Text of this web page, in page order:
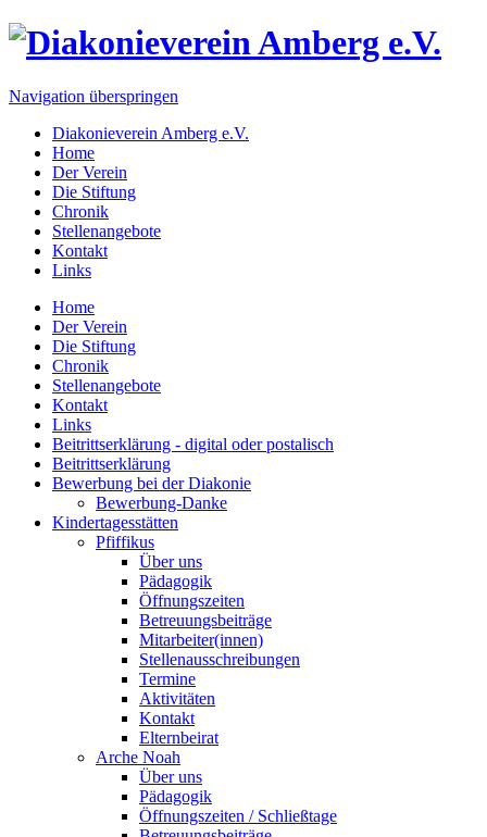
Navigation überspringen
Diakonieverein Amberg e.V.
Home
Der Verein
Die Stiftung
Chronik
Stellenangebote
Kontakt
Links
Home
Der Verein
Die Stiftung
Chronik
Stellenangebote
Kontakt
Links
Beitrittserklärung - digital oder postalisch
Beitrittserklärung
Bewerbung bei der Diakonie
Bewerbung-Danke
Kindertagesstätten
Pfiffikus
Über uns
Pädagogik
Öffnungszeiten
Betreuungsbeiträge
Mitarbeiter(innen)
Stellenausschreibungen
Termine
Aktivitäten
Kontakt
Elternbeirat
Arche Noah
Über uns
Pädagogik
Öffnungszeiten / Schließtage